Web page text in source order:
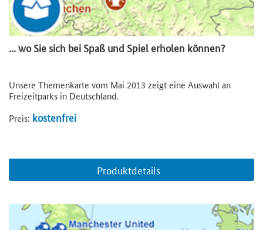
... wo Sie sich bei Spaß und Spiel erholen können?
Unsere Themenkarte vom Mai 2013 zeigt eine Auswahl an
Freizeitparks in Deutschland.
Preis: kostenfrei
Produktdetails